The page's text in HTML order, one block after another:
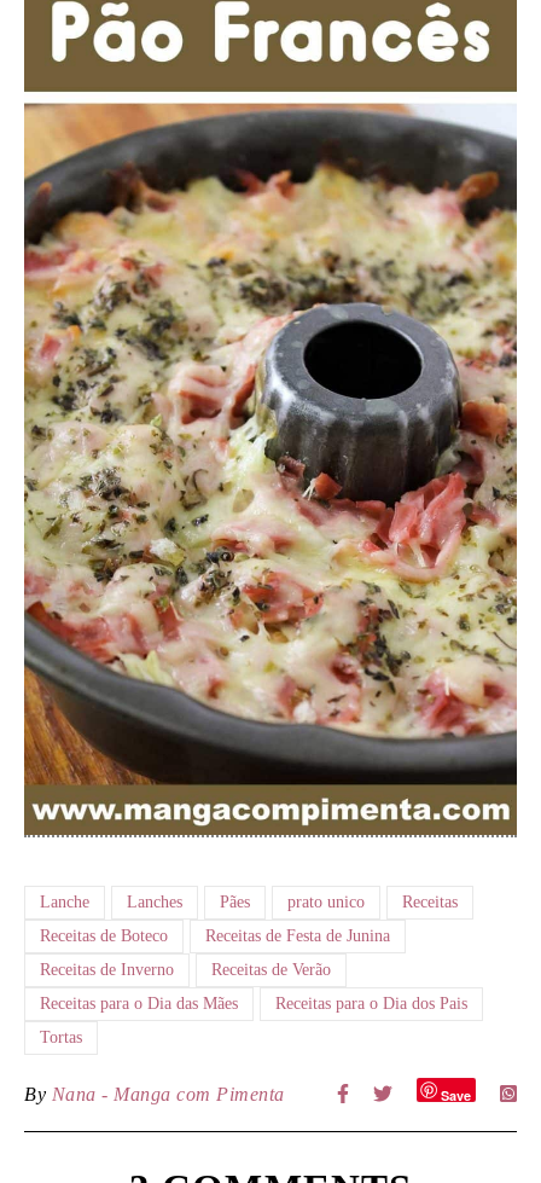
Lanche Lanches Pães prato unico
Receitas
Receitas de Boteco
Receitas de Festa de Junina
Receitas de Inverno
Receitas de Verão
Receitas para o Dia das Mães
Receitas para o Dia dos Pais
Tortas
By Nana - Manga com Pimenta Save